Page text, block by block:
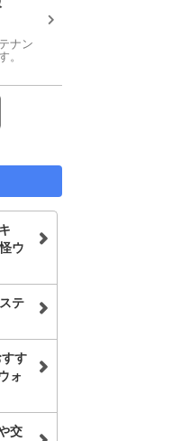
ナン
。
ウ
テ
す
ォ
交